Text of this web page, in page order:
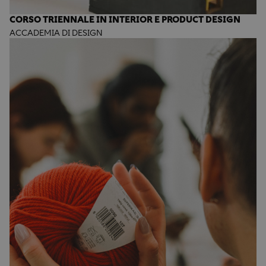
CORSO TRIENNALE IN INTERIOR E PRODUCT DESIGN
ACCADEMIA DI DESIGN